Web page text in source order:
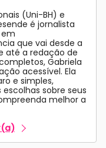
(Uni-BH) e
é jornalista
que vai desde a
até a redação de
Gabriela
acessível. Ela
e simples,
sobre seus
melhor a